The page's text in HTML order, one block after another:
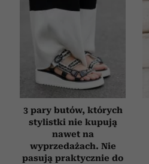
3 pary butów, których
stylistki nie kupują
nawet na
wyprzedażach. Nie
pasują praktycznie do